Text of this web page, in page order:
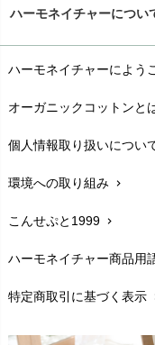
配送と送料chevron_right
在庫状況と発送予定chevron_right
サイズ・寸法chevron_right
生地・素材chevron_right
お手入れについて
レビューを書こうchevron_right
返品交換chevron_right
FAXでのご注文
ハーモネイチャーについ
ハーモネイチャーによう
オーガニックコットンと
個人情報取り扱いについ
環境への取り組み chevron_right
こんせぷと1999 chevron_right
ハーモネイチャー商品用
特定商取引に基づく表示